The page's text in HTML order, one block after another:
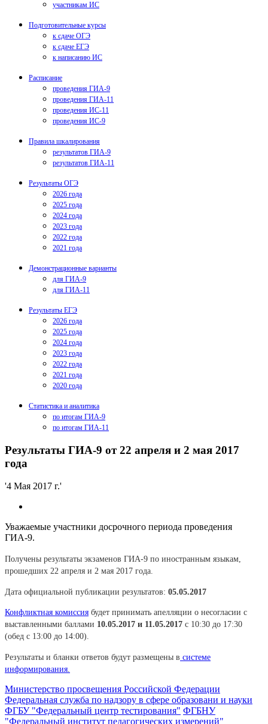
участникам ИС
Подготовительные курсы
к сдаче ОГЭ
к сдаче ЕГЭ
к написанию ИС
Расписание
проведения ГИА-9
проведения ГИА-11
проведения ИС-11
проведения ИС-9
Правила шкалирования
результатов ГИА-9
результатов ГИА-11
Результаты ОГЭ
2026 года
2025 года
2024 года
2023 года
2022 года
2021 года
Демонстрационные варианты
для ГИА-9
для ГИА-11
Результаты ЕГЭ
2026 года
2025 года
2024 года
2023 года
2022 года
2021 года
2020 года
Статистика и аналитика
по итогам ГИА-9
по итогам ГИА-11
Результаты ГИА-9 от 22 апреля и 2 мая 2017
года
'4 Мая 2017 г.'
Уважаемые участники досрочного периода проведения
ГИА-9.
Получены результаты экзаменов ГИА-9 по иностранным языкам,
прошедших 22 апреля и 2 мая 2017 года.
Дата официальной публикации результатов: 05.05.2017
Конфликтная комиссия будет принимать апелляции о несогласии с
выставленными баллами 10.05.2017 и 11.05.2017 с 10:30 до 17:30
(обед с 13:00 до 14:00).
Результаты и бланки ответов будут размещены в системе
информирования
Министерство просвещения Российской Федерации
Федеральная служба по надзору в сфере образовани и науки
ФГБУ "Федеральный центр тестирования" ФГБНУ
"Федеральный институт педагогических измерений"